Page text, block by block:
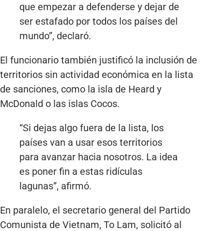
que empezar a defenderse y dejar de
ser estafado por todos los países del
mundo”, declaró.
El funcionario también justificó la inclusión de
territorios sin actividad económica en la lista
de sanciones, como la isla de Heard y
McDonald o las islas Cocos.
“Si dejas algo fuera de la lista, los
países van a usar esos territorios
para avanzar hacia nosotros. La idea
es poner fin a estas ridículas
lagunas”, afirmó.
En paralelo, el secretario general del Partido
Comunista de Vietnam, To Lam, solicitó al